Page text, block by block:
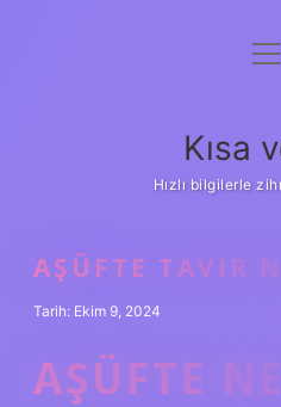
Yasal
Kısa
Hızlı bilgilerle
AŞÜFTE TAVIR
Tarih: Ekim 9, 2024
AŞÜFTE